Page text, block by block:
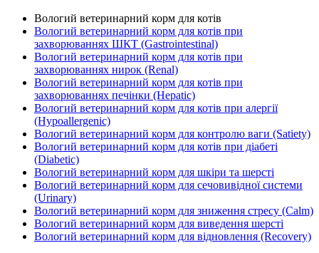
Вологий ветеринарний корм для котів
Вологий ветеринарний корм для котів при
захворюваннях ШКТ (Gastrointestinal)
Вологий ветеринарний корм для котів при
захворюваннях нирок (Renal)
Вологий ветеринарний корм для котів при
захворюваннях печінки (Hepatic)
Вологий ветеринарний корм для котів при алергії
(Hypoallergenic)
Вологий ветеринарний корм для контролю ваги (Satiety)
Вологий ветеринарний корм для котів при діабеті
(Diabetic)
Вологий ветеринарний корм для шкіри та шерсті
Вологий ветеринарний корм для сечовивідної системи
(Urinary)
Вологий ветеринарний корм для зниження стресу (Calm)
Вологий ветеринарний корм для виведення шерсті
Вологий ветеринарний корм для відновлення (Recovery)